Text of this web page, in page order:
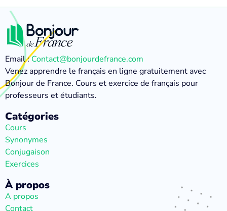
Email :Contact@bonjourdefrance.com
Venez apprendre le français en ligne gratuitement avec
Bonjour de France. Cours et exercice de français pour
professeurs et étudiants.
Catégories
Cours
Synonymes
Conjugaison
Exercices
À propos
A propos
Contact